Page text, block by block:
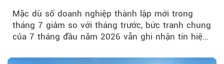
Mặc dù số doanh nghiệp thành lập mới trong
tháng 7 giảm so với tháng trước, bức tranh chung
của 7 tháng đầu năm 2026 vẫn ghi nhận tín hiệu